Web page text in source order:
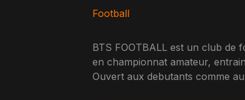
Football
BTS FOOTBALL est un club de
en championnat amateur,
Ouvert aux debutants comme